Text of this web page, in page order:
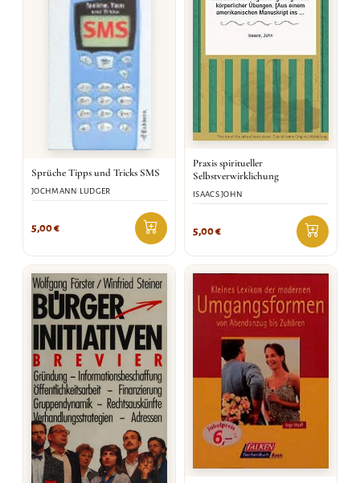
Sprüche Tipps und Tricks SMS
JOCHMANN LUDGER
5,00€
Praxis spiritueller
Selbstverwirklichung
ISAACS JOHN
5,00€